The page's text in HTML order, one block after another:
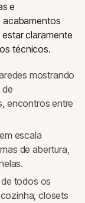
e
acabamentos
claramente
técnicos.
mostrando
de
encontros entre
escala
de abertura,
todos os
closets